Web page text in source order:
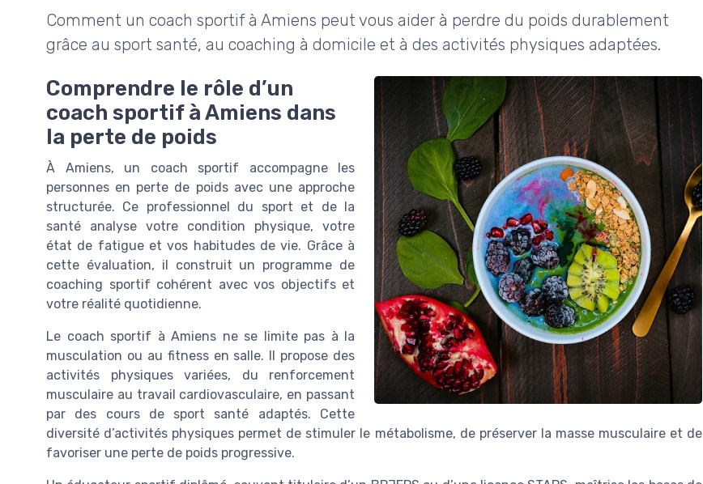
Comment un coach sportif à Amiens peut vous aider à perdre du poids durablement
grâce au sport santé, au coaching à domicile et à des activités physiques adaptées.
Comprendre le rôle d’un
coach sportif à Amiens dans
la perte de poids
À Amiens, un coach sportif accompagne les
personnes en perte de poids avec une approche
structurée. Ce professionnel du sport et de la
santé analyse votre condition physique, votre
état de fatigue et vos habitudes de vie. Grâce à
cette évaluation, il construit un programme de
coaching sportif cohérent avec vos objectifs et
votre réalité quotidienne.
Le coach sportif à Amiens ne se limite pas à la
musculation ou au fitness en salle. Il propose des
activités physiques variées, du renforcement
musculaire au travail cardiovasculaire, en passant
par des cours de sport santé adaptés. Cette
diversité d’activités physiques permet de stimuler le métabolisme, de préserver la masse musculaire et de
favoriser une perte de poids progressive.